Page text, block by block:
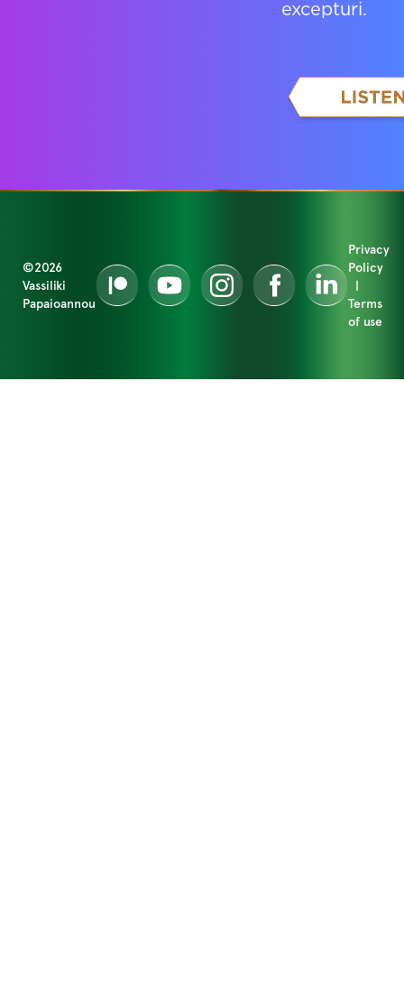
excepturi.
©2026
Vassiliki
Papaioannou
Privacy
Policy
|
Terms
of use